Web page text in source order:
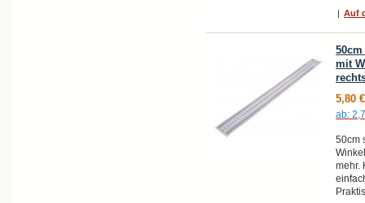
| Auf
mit
5,80 €
ab:
50cm
mehr.